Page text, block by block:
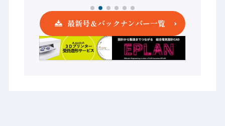
最新号＆バックナンバー一覧